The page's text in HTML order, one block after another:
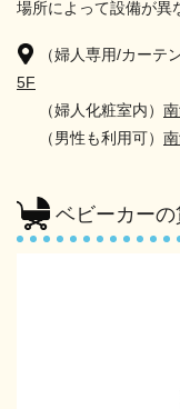
場所によって設備が異
（婦人専用/カーテ
5F
（婦人化粧室内）
（男性も利用可）
ベビーカーの